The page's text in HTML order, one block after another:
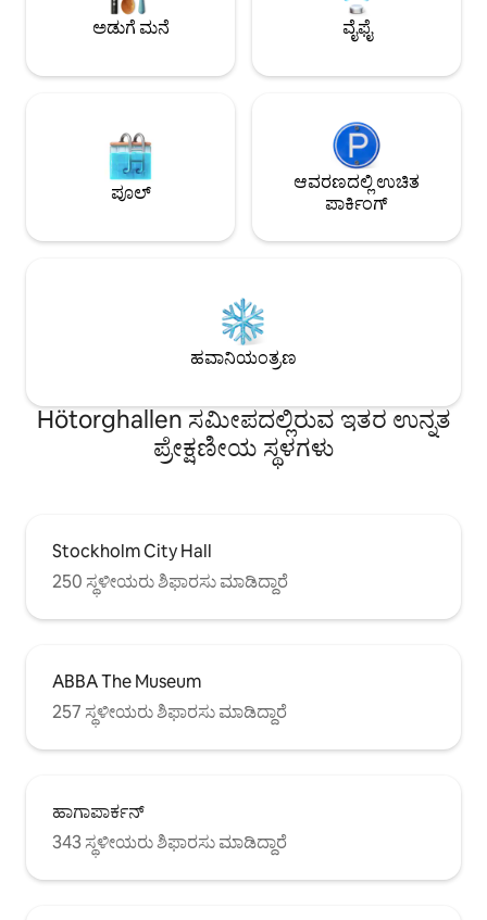
ಮತ್ತು ಮೆಟ್ರೋಗೆ ಸುಲಭ ಪ್ರವೇಶವಿದೆ. ಮಲಗುವ
ವ್ಯವಸ್ಥೆಗಳು: • ಕಿಂಗ್-ಗಾತ್ರದ ಹಾಸಿಗೆ (180 ಸೆಂ .ಮೀ)
ಸೋಫಾ ಬೆಡ್‌ಗಳು (140 ಸೆ.ಮೀ.)
ಜನಪ್ರಿಯ ನೆರೆಹೊರೆಯಲ್ಲಿ
ತಲ್ಲೀನಗೊಳಿಸಿಕೊಳ್ಳಿ –
ಅಡುಗೆ ಮನೆ ವೈಫೈ
ಪೂಲ್
ಆವರಣದಲ್ಲಿ ಉಚಿತ
ಪಾರ್ಕಿಂಗ್
ಹವಾನಿಯಂತ್ರಣ
Hötorghallen ಸಮೀಪದಲ್ಲಿರುವ ಇತರ ಉನ್ನತ
ಪ್ರೇಕ್ಷಣೀಯ ಸ್ಥಳಗಳು
Stockholm City Hall
250 ಸ್ಥಳೀಯರು ಶಿಫಾರಸು ಮಾಡಿದ್ದಾರೆ
ABBA The Museum
257 ಸ್ಥಳೀಯರು ಶಿಫಾರಸು ಮಾಡಿದ್ದಾರೆ
ಹಾಗಾಪಾರ್ಕನ್
343 ಸ್ಥಳೀಯರು ಶಿಫಾರಸು ಮಾಡಿದ್ದಾರೆ